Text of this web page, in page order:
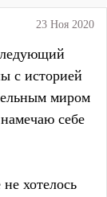
23 Ноя 2020
с историей
миром
себе
хотелось